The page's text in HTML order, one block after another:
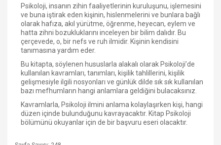
Psikoloji, insanın zihin faaliyetlerinin kuruluşunu, işlemesini
ve buna iştirak eden kişinin, hislenmelerini ve bunlara bağlı
olarak hafıza, akıl yürütme, öğrenme, heyecan, eylem ve
hatta zihni bozukluklarını inceleyen bir bilim dalıdır. Bu
çerçevede, o, bir nefs ve ruh ilmidir. Kişinin kendisini
tanımasına yardım eder.
Bu kitapta, söylenen hususlarla alakalı olarak Psikoloji’de
kullanılan kavramları, tanımları, kişilik tahlillerini, kişilik
gelişmesiyle ilgili nosyonları ve günlük dilde sık sık kullanılan
bazı mefhumların hangi anlamlara geldiğini bulacaksınız.
Kavramlarla, Psikoloji ilmini anlama kolaylaşırken kişi, hangi
düzen içinde bulunduğunu kavrayacaktır. Kitap Psikoloji
bölümünü okuyanlar için de bir başvuru eseri olacaktır.